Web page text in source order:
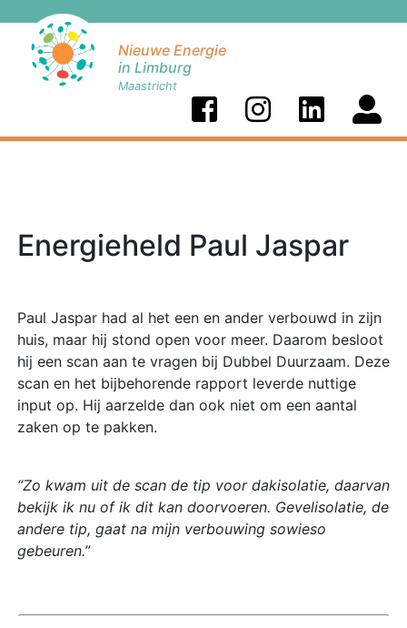
Nieuwe Energie
in Limburg
Maastricht
Energieheld Paul Jaspar
Paul Jaspar had al het een en ander verbouwd in zijn
huis, maar hij stond open voor meer. Daarom besloot
hij een scan aan te vragen bij Dubbel Duurzaam. Deze
scan en het bijbehorende rapport leverde nuttige
input op. Hij aarzelde dan ook niet om een aantal
zaken op te pakken.
“Zo kwam uit de scan de tip voor dakisolatie, daarvan
bekijk ik nu of ik dit kan doorvoeren. Gevelisolatie, de
andere tip, gaat na mijn verbouwing sowieso
gebeuren.”